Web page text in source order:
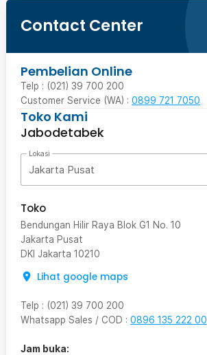
Contact Center
Pembelian Online
Telp : (021) 39 700 200
Customer Service (WA) : 0899 721 7050
Toko Kami
Jabodetabek
Lokasi
Jakarta Pusat
Toko
Bendungan Hilir Raya Blok G1 No. 10
Jakarta Pusat
DKI Jakarta 10210
Lihat google maps
Telp : (021) 39 700 200
Whatsapp Sales / COD : 0896 135 222 00
Jam buka: